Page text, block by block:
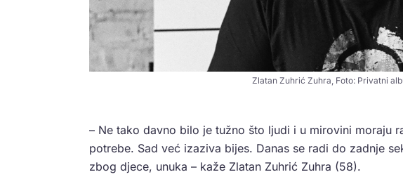
Zlatan Zuhrić Zuhra, Foto: Privatni
– Ne tako davno bilo je tužno što ljudi i u mirovini moraju
potrebe. Sad već izaziva bijes. Danas se radi do zadnje
zbog djece, unuka – kaže Zlatan Zuhrić Zuhra (58).